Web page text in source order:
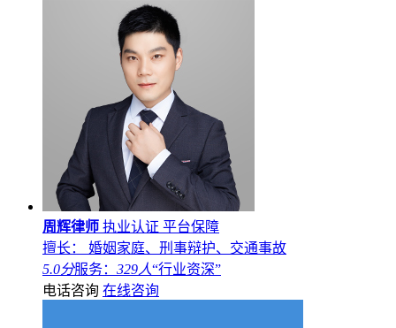
周辉律师 执业认证 平台保障
擅长： 婚姻家庭、刑事辩护、交通事故
5.0分服务： 329人“行业资深”
电话咨询 在线咨询